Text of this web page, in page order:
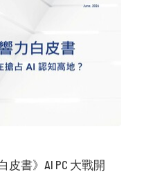
皮書》AI PC 大戰開